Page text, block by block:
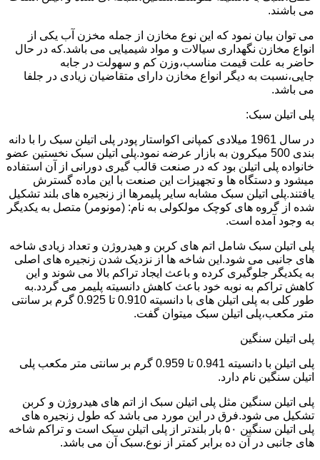
می باشند.
می توان بیان نمود که این نوع مخازن از جمله مخزن آب یکی از
انواع مخازن نگهداری سیالات و مواد شیمیایی می باشد.که در حال
حاضر به علت قیمت مناسب،وزن کم و سهولت در جابه
جایی،نسبت به دیگر انواع مخازن دارای متقاضیان زیادی در جلفا
می باشد.
پلی اتیلن سبک:
در سال 1961 میلادی کمپانی اکواستار پودر پلی اتیلن سبک را با دانه
بندی 500 میکرون به بازار عرضه نمود.پلی اتیلن سبک نخستین عضو
خانواده پلی اتیلن بود که در صنعت قالب گیری دورانی از آن استفاده
میشود و دستگاه ها و تجهیزات این صنعت با این ماده گسترش
یافتند.پلی اتیلن سبک مشابه سایر پلیمرها از زنجیره های بلند تشکیل
شده از گروه های کوچک مولکولی به نام: (مونومر) متصل به یکدیگر
به وجود آمده است.
پلی اتیلن سبک شامل اتم های کربن و هیدروژن و تعداد زیادی شاخه
های جانبی می شود.این شاخه ها از نزدیک شدن زنجیره های اصلی
به یکدیگر جلوگیری کرده و باعث ایجاد تراکم بالا می شوند و این
کاهش تراکم به نوبه خود باعث کاهش دانسیته پلیمر می گردد.به
طور کلی به پلی اتیلن های با دانسیته 0.910 تا 0.925 گرم بر سانتی
متر مکعب،پلی اتیلن سبک میتوان گفت.
پلی اتیلن سنگین
پلی اتیلن با دانسیته 0.941 تا 0.959 گرم بر سانتی متر مکعب پلی
اتیلن سنگین نام دارد.
پلی اتیلن سنگین مثل پلی اتیلن سبک از اتم های هیدروژن و کربن
تشکیل می شود.فرق در این مورد می باشد که طول زنجیره های
پلی اتیلن سنگین ۵۰ بار بلندتر از پلی اتیلن سبک است و تراکم شاخه
های جانبی در آن ده برابر کمتر از نوع.سبک آن می باشد.